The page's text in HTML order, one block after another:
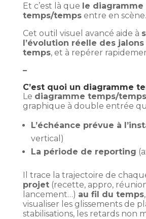
Et c’est là que le diagramme
temps/tempsentre en scène.
Cet outil visuel avancé aide à
l’évolution réelle des
temps, et à repérer
–
C’est quoi un diagramme
Le diagramme temps/temps
graphique à double entrée
L’échéance prévue à
vertical)
La période de reporting
Il trace la trajectoire de
projet(recette, appro,
lancement…) au fil du temps
visualiser les glissements de
stabilisations, les retards non